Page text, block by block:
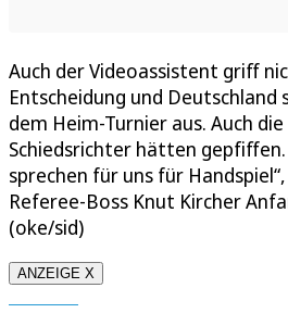
Auch der Videoassistent griff
Entscheidung und Deutschland
dem Heim-Turnier aus. Auch
Schiedsrichter hätten gepfiffen.
sprechen für uns für
Referee-Boss Knut Kircher
(oke/sid)
ANZEIGE X